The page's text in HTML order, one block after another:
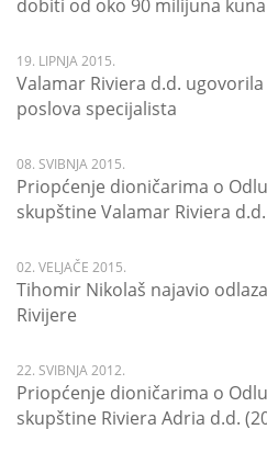
dobiti od oko 90 milijuna
19. LIPNJA 2015.
Valamar Riviera d.d.
poslova specijalista
08. SVIBNJA 2015.
Priopćenje dioničarima o
skupštine Valamar Riviera
02. VELJAČE 2015.
Tihomir Nikolaš najavio
Rivijere
22. SVIBNJA 2012.
Priopćenje dioničarima o
skupštine Riviera Adria d.d.